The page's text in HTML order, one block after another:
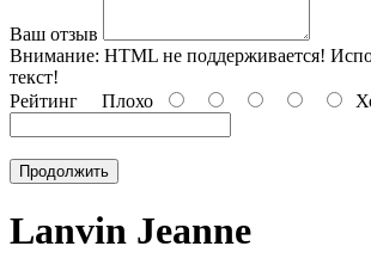
Ваш отзыв
Внимание: HTML не поддерживается!
текст!
Рейтинг Плохо
Продолжить
Lanvin Jeanne